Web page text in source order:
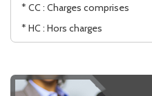
* CC : Charges comprises
* HC : Hors charges